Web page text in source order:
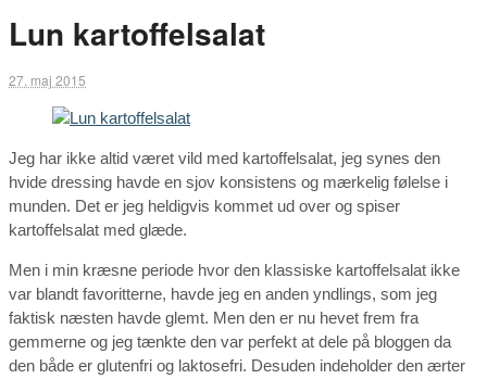
Lun kartoffelsalat
27. maj 2015
Jeg har ikke altid været vild med kartoffelsalat, jeg synes den
hvide dressing havde en sjov konsistens og mærkelig følelse i
munden. Det er jeg heldigvis kommet ud over og spiser
kartoffelsalat med glæde.
Men i min kræsne periode hvor den klassiske kartoffelsalat ikke
var blandt favoritterne, havde jeg en anden yndlings, som jeg
faktisk næsten havde glemt. Men den er nu hevet frem fra
gemmerne og jeg tænkte den var perfekt at dele på bloggen da
den både er glutenfri og laktosefri. Desuden indeholder den ærter